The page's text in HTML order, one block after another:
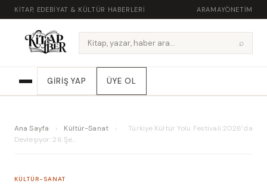
KITAP, EDEBIYAT & KÜLTÜR HABERLERI ARAMAYÖNETIM
⌕
GIRIŞ YAP ÜYE OL
Ana Sayfa › Kültür-Sanat ›
Türkiye Kültür Yolu Festivali 2026’da
Devleşiyor: 26 Şe…
KÜLTÜR-SANAT